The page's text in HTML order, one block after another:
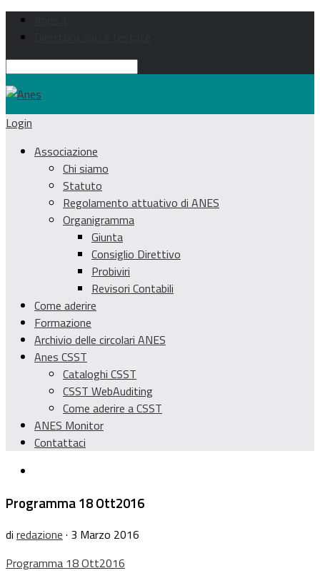
Login
Associazione
Chi siamo
Statuto
Regolamento attuativo di ANES
Organigramma
Giunta
Consiglio Direttivo
Probiviri
Revisori Contabili
Come aderire
Formazione
Archivio delle circolari ANES
Anes CSST
Cataloghi CSST
CSST WebAuditing
Come aderire a CSST
ANES Monitor
Contattaci
Programma 18 Ott2016
di redazione · 3 Marzo 2016
Programma 18 Ott2016